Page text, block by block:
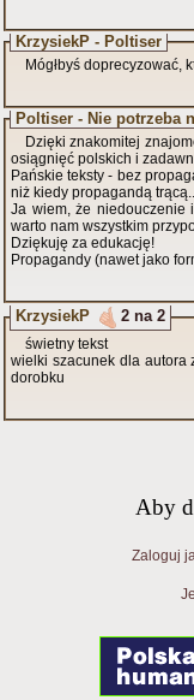
KrzysiekP - Poltiser
Mógłbyś doprecyzować,
Poltiser - Nie potrzeba
Dzięki znakomitej
osiągnięć polskich i
Pańskie teksty - bez
niż kiedy propagandą
Ja wiem, że niedouczenie
warto nam wszystkim
Dziękuję za edukację!
Propagandy (nawet jako
KrzysiekP 2 na 2
świetny tekst
wielki szacunek dla autora
dorobku
Aby
Zaloguj